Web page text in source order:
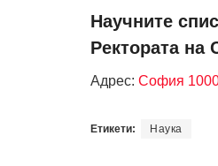
Научните
Ректората на
Адрес: София
Етикети: Наука